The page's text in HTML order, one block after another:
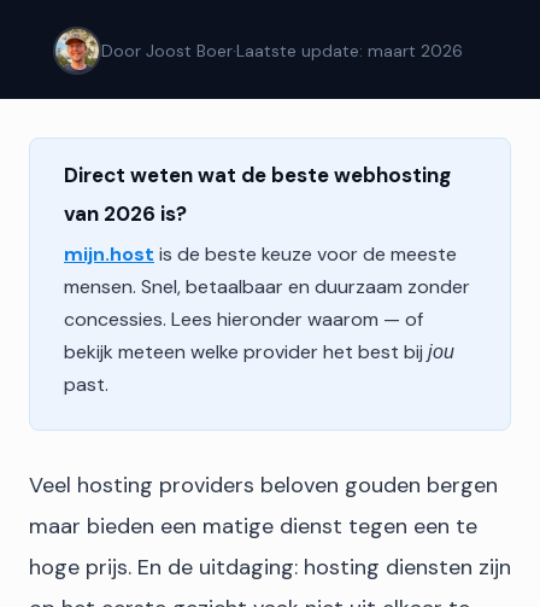
Door Joost Boer·Laatste update: maart 2026
Direct weten wat de beste webhosting
van 2026 is?
mijn.host is de beste keuze voor de meeste
mensen. Snel, betaalbaar en duurzaam zonder
concessies. Lees hieronder waarom — of
bekijk meteen welke provider het best bij jou
past.
Veel hosting providers beloven gouden bergen
maar bieden een matige dienst tegen een te
hoge prijs. En de uitdaging: hosting diensten zijn